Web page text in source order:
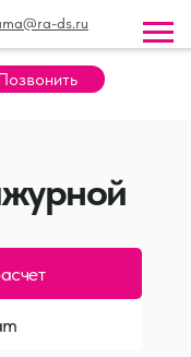
ds.ru